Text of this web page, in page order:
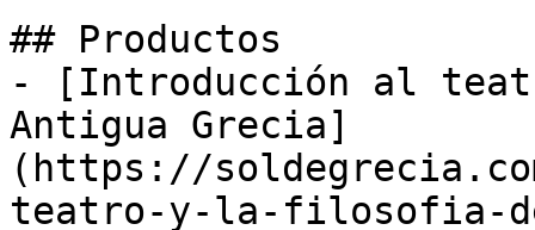
## Productos
- [Introducción al
Antigua Grecia]
(https://
teatro-y-la-filosofia-